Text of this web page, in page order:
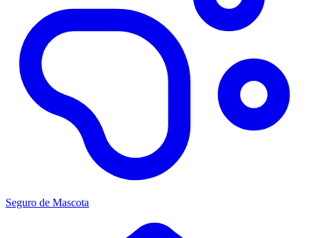
Seguro de Mascota